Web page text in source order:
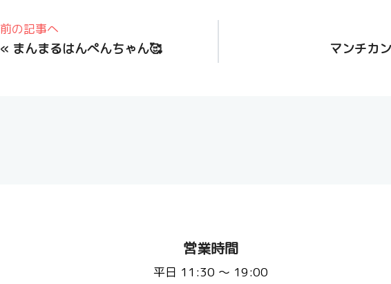
前の記事へ
« まんまるはんぺんちゃん🥰 マンチカ
営業時間
平日 11:30 〜 19:00